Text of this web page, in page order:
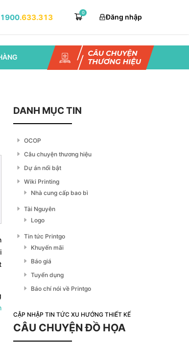
1900.633.313
0
Đăng nhập
DANH MỤC TIN
OCOP
Câu chuyện thương hiệu
Dự án nổi bật
Wiki Printing
Nhà cung cấp bao bì
Tài Nguyên
Logo
Tin tức Printgo
Khuyến mãi
Báo giá
Tuyển dụng
Báo chí nói về Printgo
CẬP NHẬP TIN TỨC XU HƯỚNG THIẾT KẾ
CÂU CHUYỆN ĐỒ HỌA